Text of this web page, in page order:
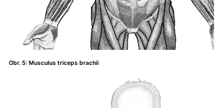
Obr. 5: Musculus triceps brachii